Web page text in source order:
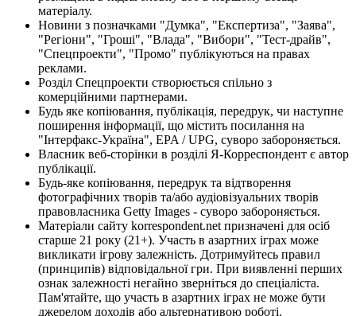
матеріалу.
Новини з позначками "Думка", "Експертиза", "Заява",
"Регіони", "Гроші", "Влада", "Вибори", "Тест-драйв",
"Спецпроекти", "Промо" публікуються на правах
реклами.
Розділ Спецпроекти створюється спільно з
комерційними партнерами.
Будь яке копіювання, публікація, передрук, чи наступне
поширення інформації, що містить посилання на
"Інтерфакс-Україна", EPA / UPG, суворо забороняється.
Власник веб-сторінки в розділі Я-Корреспондент є автор
публікації.
Будь-яке копіювання, передрук та відтворення
фотографічних творів та/або аудіовізуальних творів
правовласника Getty Images - суворо забороняється.
Матеріали сайту korrespondent.net призначені для осіб
старше 21 року (21+). Участь в азартних іграх може
викликати ігрову залежність. Дотримуйтесь правил
(принципів) відповідальної гри. При виявленні перших
ознак залежності негайно зверніться до спеціаліста.
Пам'ятайте, що участь в азартних іграх не може бути
джерелом доходів або альтернативою роботі.